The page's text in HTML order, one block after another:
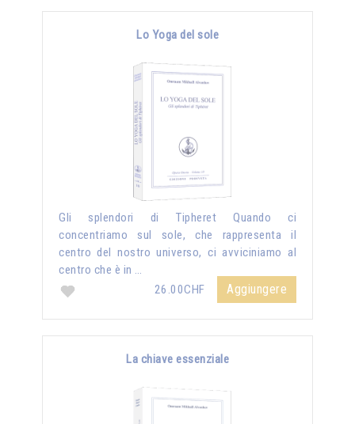
Lo Yoga del sole
Gli splendori di Tipheret Quando ci
concentriamo sul sole, che rappresenta il
centro del nostro universo, ci avviciniamo al
centro che è in …
26.00CHF
Aggiungere
La chiave essenziale